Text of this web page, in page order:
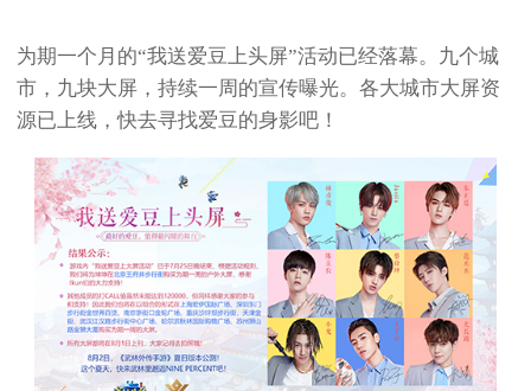
为期一个月的“我送爱豆上头屏”活动已经落幕。九个城
市，九块大屏，持续一周的宣传曝光。各大城市大屏资
源已上线，快去寻找爱豆的身影吧！